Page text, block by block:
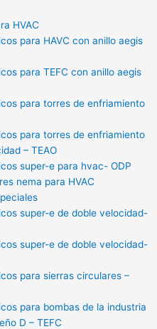
HVAC
para HAVC con anillo aegis
para TEFC con anillo aegis
para torres de enfriamiento
para torres de enfriamiento
– TEAO
super-e para hvac- ODP
nema para HVAC
super-e de doble velocidad-
super-e de doble velocidad-
para sierras circulares –
para bombas de la industria
D – TEFC